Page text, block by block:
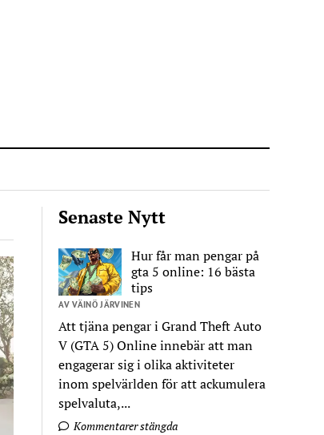
Senaste Nytt
Hur får man pengar på
gta 5 online: 16 bästa
tips
AV VÄINÖ JÄRVINEN
Att tjäna pengar i Grand Theft Auto
V (GTA 5) Online innebär att man
engagerar sig i olika aktiviteter
inom spelvärlden för att ackumulera
spelvaluta,...
Kommentarer stängda